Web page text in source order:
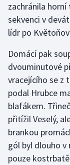
Házená
Jezdectví
Judo
Krasobruslení
Lezení
Lyže a
Moderní
zachránila horní
sekvenci v
lídr po
Domácí pak
dvouminutové
vracejícího se z
podal Hrubce
blafákem.
přitížil Veselý,
brankou
gól byl dlouho
pouze